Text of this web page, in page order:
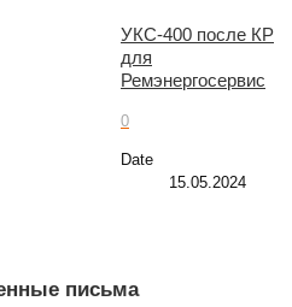
УКС-400 после КР
для
Ремэнергосервис
0
Date
15.05.2024
письма